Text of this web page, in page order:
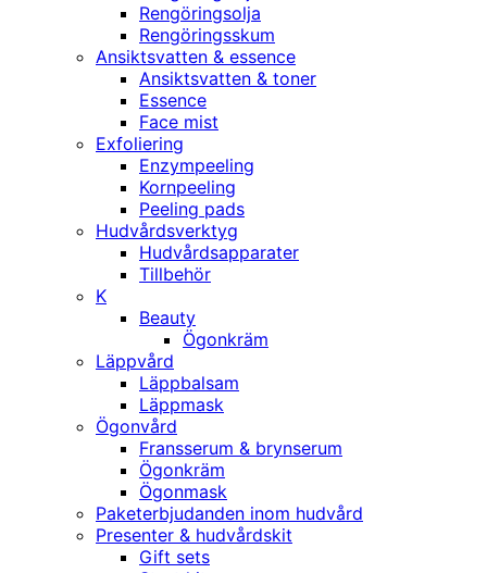
Rengöringsolja
Rengöringsskum
Ansiktsvatten & essence
Ansiktsvatten & toner
Essence
Face mist
Exfoliering
Enzympeeling
Kornpeeling
Peeling pads
Hudvårdsverktyg
Hudvårdsapparater
Tillbehör
K
Beauty
Ögonkräm
Läppvård
Läppbalsam
Läppmask
Ögonvård
Fransserum & brynserum
Ögonkräm
Ögonmask
Paketerbjudanden inom hudvård
Presenter & hudvårdskit
Gift sets